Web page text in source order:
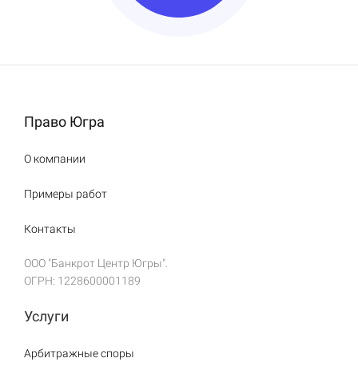
Право Югра
О компании
Примеры работ
Контакты
ООО "Банкрот Центр Югры".
ОГРН: 1228600001189
Услуги
Арбитражные споры